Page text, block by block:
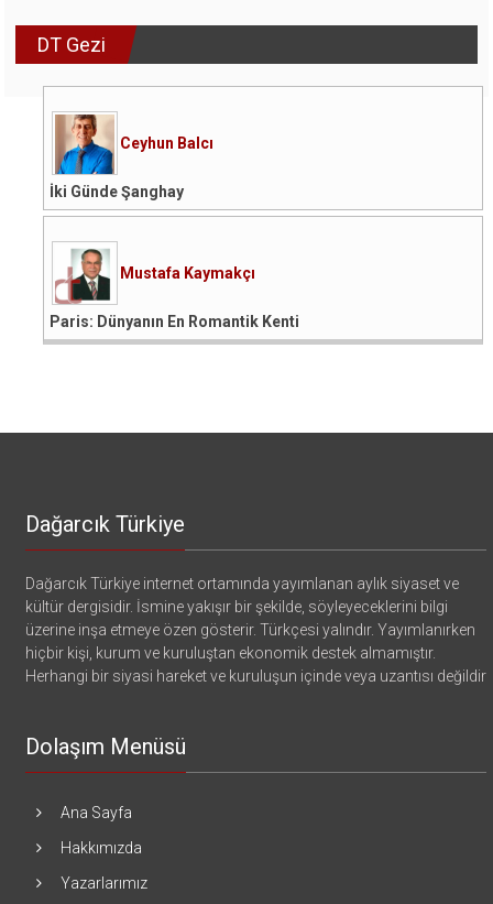
DT Gezi
Ceyhun Balcı
İki Günde Şanghay
Mustafa Kaymakçı
Paris: Dünyanın En Romantik Kenti
Dağarcık Türkiye
Dağarcık Türkiye internet ortamında yayımlanan aylık siyaset ve
kültür dergisidir. İsmine yakışır bir şekilde, söyleyeceklerini bilgi
üzerine inşa etmeye özen gösterir. Türkçesi yalındır. Yayımlanırken
hiçbir kişi, kurum ve kuruluştan ekonomik destek almamıştır.
Herhangi bir siyasi hareket ve kuruluşun içinde veya uzantısı değildir
Dolaşım Menüsü
Ana Sayfa
Hakkımızda
Yazarlarımız